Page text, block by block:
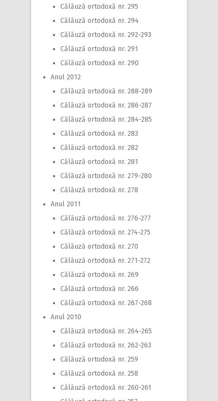
Călăuză ortodoxă nr. 295
Călăuză ortodoxă nr. 294
Călăuză ortodoxă nr. 292-293
Călăuză ortodoxă nr. 291
Călăuză ortodoxă nr. 290
Anul 2012
Călăuză ortodoxă nr. 288-289
Călăuză ortodoxă nr. 286-287
Călăuză ortodoxă nr. 284-285
Călăuză ortodoxă nr. 283
Călăuză ortodoxă nr. 282
Călăuză ortodoxă nr. 281
Călăuză ortodoxă nr. 279-280
Călăuză ortodoxă nr. 278
Anul 2011
Călăuză ortodoxă nr. 276-277
Călăuză ortodoxă nr. 274-275
Călăuză ortodoxă nr. 270
Călăuză ortodoxă nr. 271-272
Călăuză ortodoxă nr. 269
Călăuză ortodoxă nr. 266
Călăuză ortodoxă nr. 267-268
Anul 2010
Călăuză ortodoxă nr. 264-265
Călăuză ortodoxă nr. 262-263
Călăuză ortodoxă nr. 259
Călăuză ortodoxă nr. 258
Călăuză ortodoxă nr. 260-261